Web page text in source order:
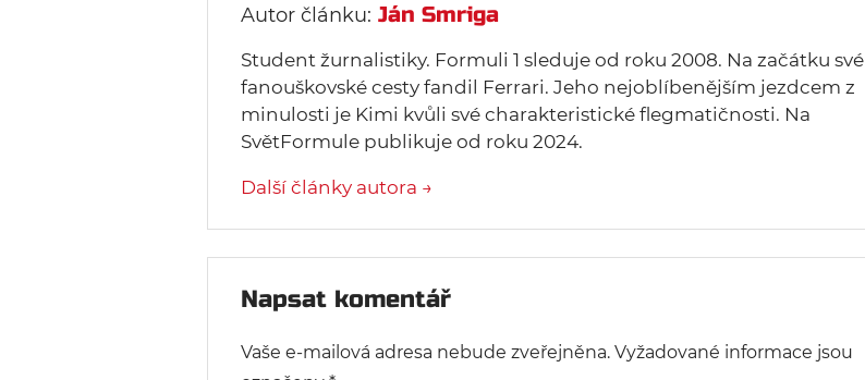
Autor článku: Ján Smriga
Student žurnalistiky. Formuli 1 sleduje od roku 2008. Na začátku své
fanouškovské cesty fandil Ferrari. Jeho nejoblíbenějším jezdcem z
minulosti je Kimi kvůli své charakteristické flegmatičnosti. Na
SvětFormule publikuje od roku 2024.
Další články autora →
Napsat komentář
Vaše e-mailová adresa nebude zveřejněna. Vyžadované informace jsou